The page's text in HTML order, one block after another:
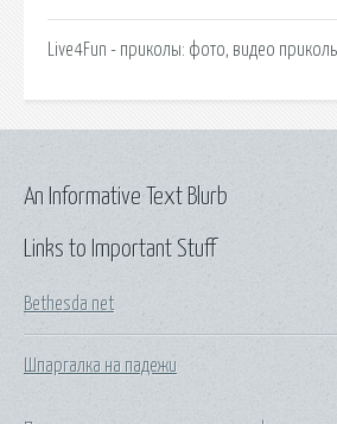
Live4Fun - приколы: фото, видео
Links to Important Stuff
Bethesda net
Шпаргалка на падежи
An Informative Text Blurb